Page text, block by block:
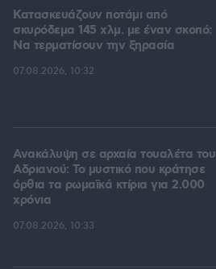
Κατασκευάζουν ποτάμι από
σκυρόδεμα 145 χλμ. με έναν σκοπό:
Να τερματίσουν την ξηρασία
07.08.2026, 10:32
Ανακάλυψη σε αρχαία τουαλέτα του
Αδριανού: Το μυστικό που κράτησε
όρθια τα ρωμαϊκά κτίρια για 2.000
χρόνια
07.08.2026, 10:33